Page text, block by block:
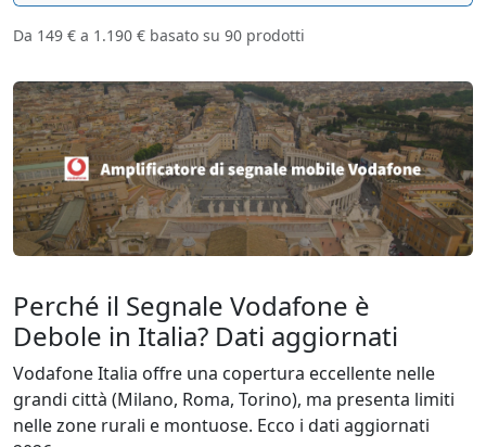
Da 149 € a 1.190 € basato su 90 prodotti
Perché il Segnale Vodafone è
Debole in Italia? Dati aggiornati
Vodafone Italia offre una copertura eccellente nelle
grandi città (Milano, Roma, Torino), ma presenta limiti
nelle zone rurali e montuose. Ecco i dati aggiornati